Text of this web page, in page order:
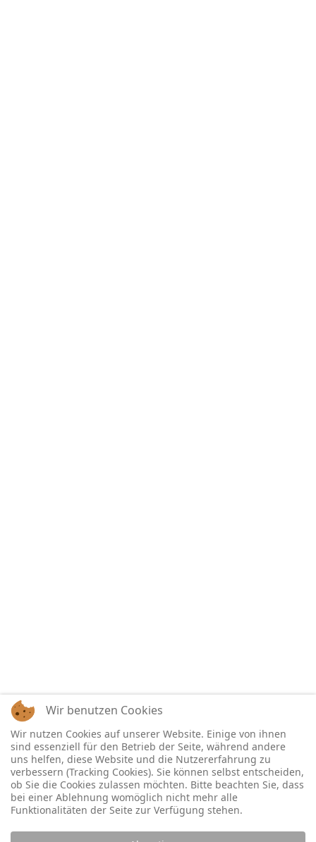
Wir benutzen Cookies
Wir nutzen Cookies auf unserer Website. Einige von ihnen
sind essenziell für den Betrieb der Seite, während andere
uns helfen, diese Website und die Nutzererfahrung zu
verbessern (Tracking Cookies). Sie können selbst entscheiden,
ob Sie die Cookies zulassen möchten. Bitte beachten Sie, dass
bei einer Ablehnung womöglich nicht mehr alle
Funktionalitäten der Seite zur Verfügung stehen.